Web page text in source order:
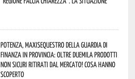
Potenza, maxisequestro della Guardia di
Finanza in provincia: oltre duemila prodotti
non sicuri ritirati dal mercato! Cosa hanno
scoperto